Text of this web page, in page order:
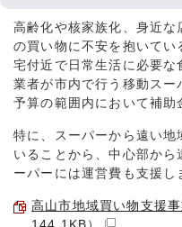
高齢化や核家族化、身近
の買い物に不安を抱いてい
宅付近で日常生活に必要
業者が市内で行う移動スー
予算の範囲内において補助
特に、スーパーから遠い地
いることから、中心部から
ーパーには運営費も支援し
高山市地域買い物支援